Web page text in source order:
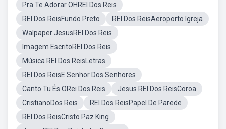
Pra Te Adorar OHREI Dos Reis
REI Dos ReisFundo Preto
REI Dos ReisAeroporto Igreja
Walpaper JesusREI Dos Reis
Imagem EscritoREI Dos Reis
Música REI Dos ReisLetras
REI Dos ReisE Senhor Dos Senhores
Canto Tu És ORei Dos Reis
Jesus REI Dos ReisCoroa
CristianoDos Reis
REI Dos ReisPapel De Parede
REI Dos ReisCristo Paz King